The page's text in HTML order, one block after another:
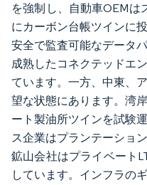
を強制し、自動車OEMは
にカーボン台帳ツインに
安全で監査可能なデータ
成熟したコネクテッドエ
ています。一方、中東、
望な状態にあります。湾
ート製油所ツインを試験
ス企業はプランテーショ
鉱山会社はプライベート
しています。インフラの